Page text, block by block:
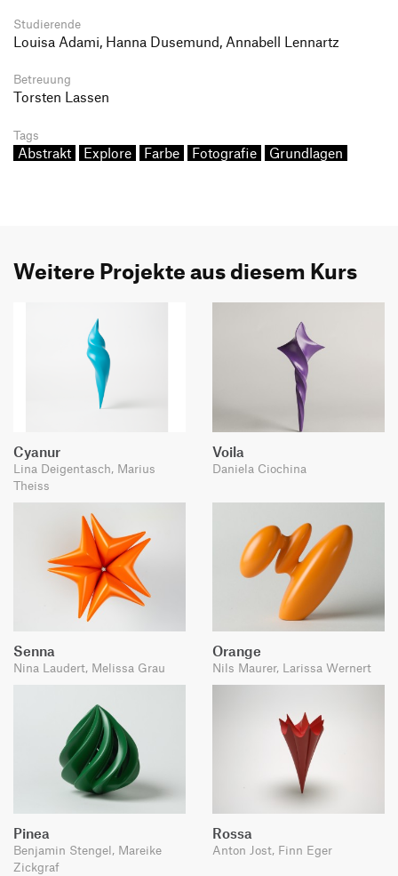
Studierende
Louisa Adami, Hanna Dusemund, Annabell Lennartz
Betreuung
Torsten Lassen
Tags
Abstrakt Explore Farbe Fotografie Grundlagen
Weitere Projekte aus diesem Kurs
Cyanur
Lina Deigentasch, Marius
Theiss
Voila
Daniela Ciochina
Senna
Nina Laudert, Melissa Grau
Orange
Nils Maurer, Larissa Wernert
Pinea
Benjamin Stengel, Mareike
Zickgraf
Rossa
Anton Jost, Finn Eger